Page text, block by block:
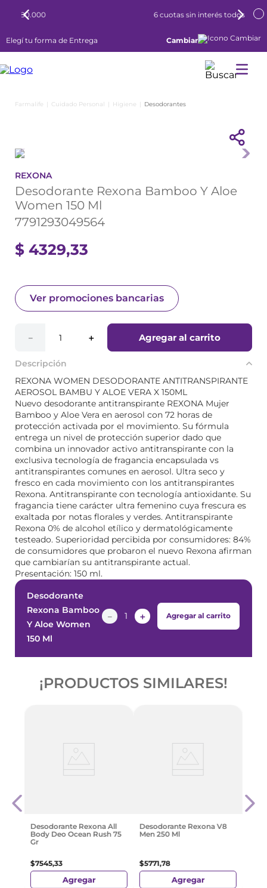
6 cuotas sin interés todos los días
Elegí tu forma de Entrega Cambiar
Cuidado Personal Higiene Desodorantes
REXONA
Desodorante Rexona Bamboo Y Aloe
Women 150 Ml
7791293049564
$ 4329,33
Ver promociones bancarias
＋
－ Agregar al carrito
Descripción
REXONA WOMEN DESODORANTE ANTITRANSPIRANTE
AEROSOL BAMBU Y ALOE VERA X 150ML
Nuevo desodorante antitranspirante REXONA Mujer
Bamboo y Aloe Vera en aerosol con 72 horas de
protección activada por el movimiento. Su fórmula
entrega un nivel de protección superior dado que
combina un innovador activo antitranspirante con la
exclusiva tecnología de fragancia encapsulada vs
antitranspirantes comunes en aerosol. Ultra seco y
fresco en cada movimiento con los antitranspirantes
Rexona. Antitranspirante con tecnología antioxidante. Su
fragancia tiene carácter ultra femenino cuya frescura es
exaltada por notas florales y verdes. Antitranspirante
Rexona 0% de alcohol etílico y dermatológicamente
testeado. Superioridad percibida por consumidores: 84%
de consumidores que probaron el nuevo Rexona afirman
que cambiarían su antitranspirante actual.
Presentación: 150 ml.
Desodorante
Rexona Bamboo
Y Aloe Women
150 Ml
＋
－ Agregar al carrito
¡PRODUCTOS SIMILARES!
Desodorante Rexona All
Body Deo Ocean Rush 75
Gr
$7545,33
Agregar
Desodorante Rexona V8
Men 250 Ml
$5771,78
Agregar
150